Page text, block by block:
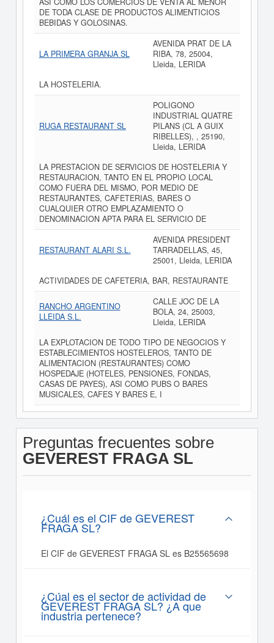
DE TODA CLASE DE PRODUCTOS ALIMENTICIOS
BEBIDAS Y GOLOSINAS.
LA PRIMERA GRANJA SL
AVENIDA PRAT DE LA
RIBA, 78, 25004,
Lleida, LERIDA
LA HOSTELERIA.
RUGA RESTAURANT SL
POLIGONO
INDUSTRIAL QUATRE
PILANS (CL A GUIX
RIBELLES), , 25190,
Lleida, LERIDA
LA PRESTACION DE SERVICIOS DE HOSTELERIA Y
RESTAURACION, TANTO EN EL PROPIO LOCAL
COMO FUERA DEL MISMO, POR MEDIO DE
RESTAURANTES, CAFETERIAS, BARES O
CUALQUIER OTRO EMPLAZAMIENTO O
DENOMINACION APTA PARA EL SERVICIO DE
RESTAURANT ALARI S.L.
AVENIDA PRESIDENT
TARRADELLAS, 45,
25001, Lleida, LERIDA
ACTIVIDADES DE CAFETERIA, BAR, RESTAURANTE
RANCHO ARGENTINO
LLEIDA S.L.
CALLE JOC DE LA
BOLA, 24, 25003,
Lleida, LERIDA
LA EXPLOTACION DE TODO TIPO DE NEGOCIOS Y
ESTABLECIMIENTOS HOSTELEROS, TANTO DE
ALIMENTACION (RESTAURANTES) COMO
HOSPEDAJE (HOTELES, PENSIONES, FONDAS,
CASAS DE PAYES), ASI COMO PUBS O BARES
MUSICALES, CAFES Y BARES E, I
Preguntas frecuentes sobre
GEVEREST FRAGA SL
¿Cuál es el CIF de GEVEREST
FRAGA SL?
El CIF de GEVEREST FRAGA SL es B25565698
¿Cúal es el sector de actividad de
GEVEREST FRAGA SL? ¿A que
industria pertenece?